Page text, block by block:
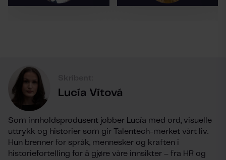
Lucía Vítová
Som innholdsprodusent jobber Lucía med ord, visuelle
uttrykk og historier som gir Talentech-merket vårt liv.
Hun brenner for språk, mennesker og kraften i
historiefortelling for å gjøre våre innsikter – fra HR og